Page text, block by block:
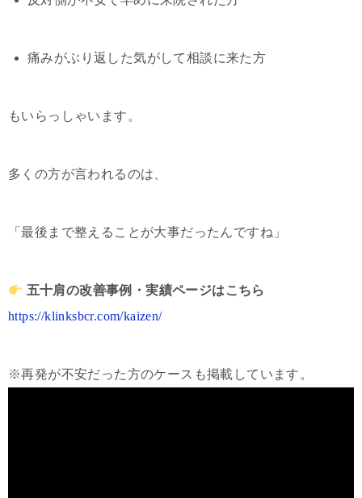
痛みがぶり返した気がして相談に来た方
もいらっしゃいます。
多くの方が言われるのは、
「最後まで整えることが大事だったんですね」
五十肩の改善事例・実績ページはこちら
https://klinksbcr.com/kaizen/
※再発が不安だった方のケースも掲載しています。